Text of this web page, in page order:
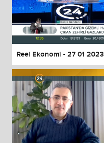
Reel Ekonomi - 27 01 2023